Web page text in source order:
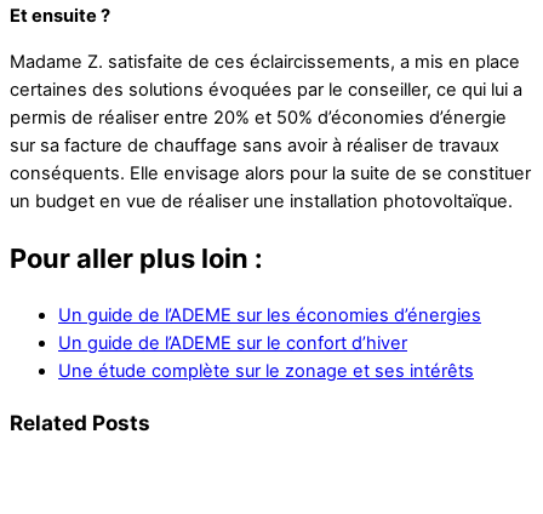
Et ensuite ?
Madame Z. satisfaite de ces éclaircissements, a mis en place
certaines des solutions évoquées par le conseiller, ce qui lui a
permis de réaliser entre 20% et 50% d’économies d’énergie
sur sa facture de chauffage sans avoir à réaliser de travaux
conséquents. Elle envisage alors pour la suite de se constituer
un budget en vue de réaliser une installation photovoltaïque.
Pour aller plus loin :
Un guide de l’ADEME sur les économies d’énergies
Un guide de l’ADEME sur le confort d’hiver
Une étude complète sur le zonage et ses intérêts
Related Posts